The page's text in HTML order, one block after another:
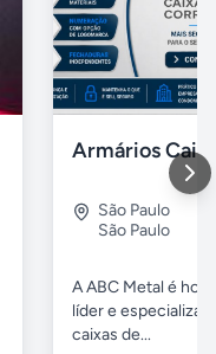
São Paulo
São Paulo
A ABC Metal é
líder e
caixas de...